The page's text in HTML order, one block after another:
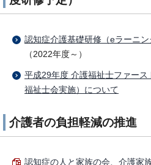
認知症介護基礎研修（eラーニン
（2022年度～）
平成29年度 介護福祉士ファー
福祉士会実施）について
介護者の負担軽減の推進
認知症の人と家族の会、介護家